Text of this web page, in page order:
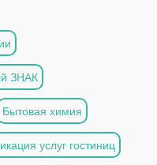
ЗНАК
Бытовая химия
услуг гостиниц